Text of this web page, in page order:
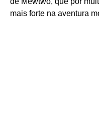
mais forte na aventura